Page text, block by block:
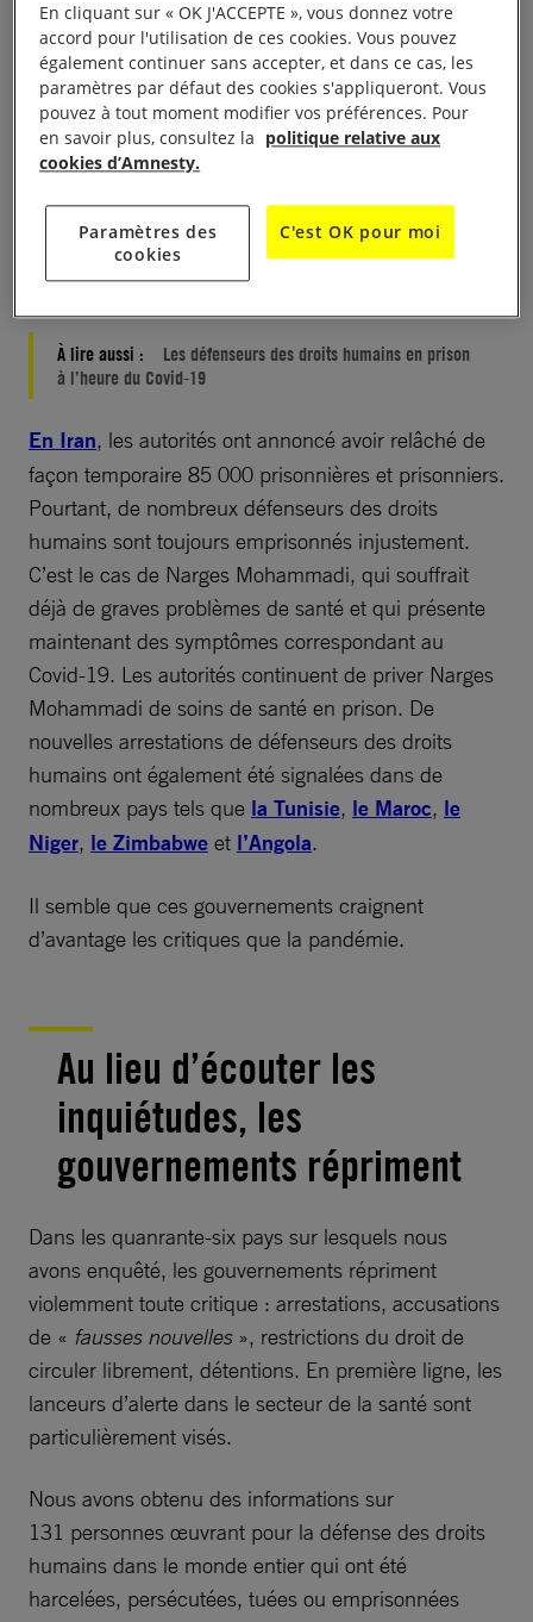
En Turquie, des journalistes, des avocats, des
militants et des représentants de l’opposition placés
en détention provisoire sur des accusations sans
fondement demeurent incarcérés. Pourtant, plus de
100 000 prisonniers ont été libérés depuis le mois
libérer des défenseurs des droits humains ainsi que
des milliers d’autres personnes en détention
provisoire sur la base d’accusations vagues.
À lire aussi :
Les défenseurs des droits humains en prison
à l’heure du Covid-19
En Iran, les autorités ont annoncé avoir relâché de
façon temporaire 85 000 prisonnières et prisonniers.
Pourtant, de nombreux défenseurs des droits
humains sont toujours emprisonnés injustement.
C’est le cas de Narges Mohammadi, qui souffrait
déjà de graves problèmes de santé et qui présente
maintenant des symptômes correspondant au
Covid-19. Les autorités continuent de priver Narges
Mohammadi de soins de santé en prison. De
nouvelles arrestations de défenseurs des droits
humains ont également été signalées dans de
nombreux pays tels que la Tunisie, le Maroc, le
Niger, le Zimbabwe et l’Angola.
Il semble que ces gouvernements craignent
d’avantage les critiques que la pandémie.
Au lieu d’écouter les
inquiétudes, les
gouvernements répriment
Dans les quanrante-six pays sur lesquels nous
avons enquêté, les gouvernements répriment
violemment toute critique : arrestations, accusations
de « fausses nouvelles », restrictions du droit de
circuler librement, détentions. En première ligne, les
lanceurs d’alerte dans le secteur de la santé sont
particulièrement visés.
Nous avons obtenu des informations sur
131 personnes œuvrant pour la défense des droits
humains dans le monde entier qui ont été
harcelées, persécutées, tuées ou emprisonnées
En cliquant sur « OK J'ACCEPTE », vous donnez votre
accord pour l'utilisation de ces cookies. Vous pouvez
également continuer sans accepter, et dans ce cas, les
paramètres par défaut des cookies s'appliqueront. Vous
pouvez à tout moment modifier vos préférences. Pour
en savoir plus, consultez la politique relative aux
cookies d’Amnesty.
Paramètres des
cookies
C'est OK pour moi